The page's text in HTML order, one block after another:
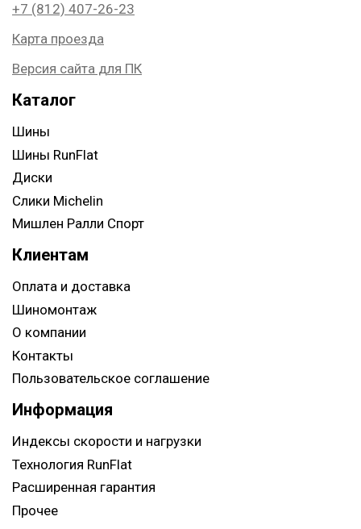
+7 (812) 407-26-23
Карта проезда
Версия сайта для ПК
Каталог
Шины
Шины RunFlat
Диски
Слики Michelin
Мишлен Ралли Спорт
Клиентам
Оплата и доставка
Шиномонтаж
О компании
Контакты
Пользовательское соглашение
Информация
Индексы скорости и нагрузки
Технология RunFlat
Расширенная гарантия
Прочее